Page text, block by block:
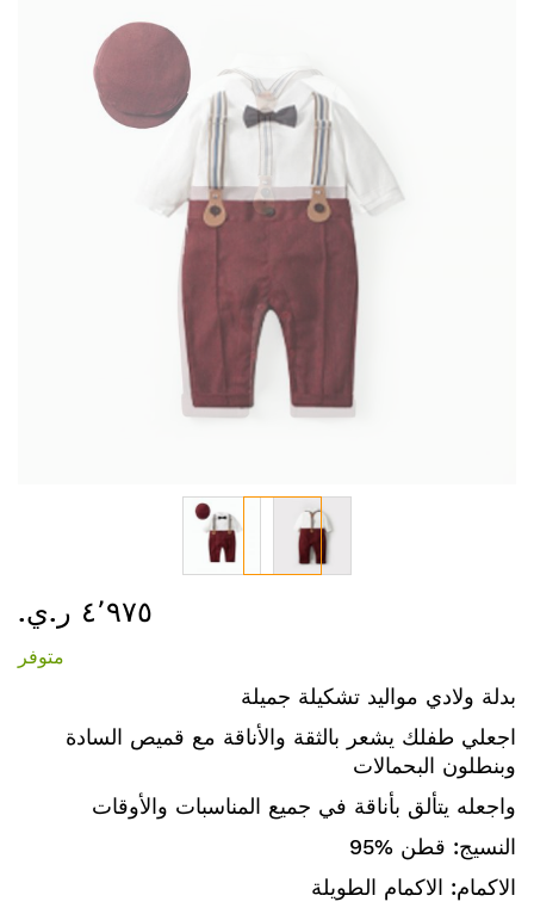
إلى
معرض
٤٬٩٧٥ ر.ي.‏
متوفر
بدلة ولادي مواليد تشكيلة جميلة
اجعلي طفلك يشعر بالثقة والأناقة مع قميص السادة
وبنطلون البحمالات
واجعله يتألق بأناقة في جميع المناسبات والأوقات
النسيج: قطن %95
الاكمام: الاكمام الطويلة